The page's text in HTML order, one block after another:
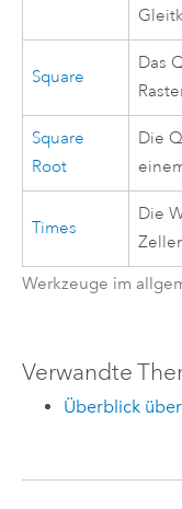
Square
Das
Square
Root
Die
Times
Die
Werkzeuge im
Verwandte
Überblick